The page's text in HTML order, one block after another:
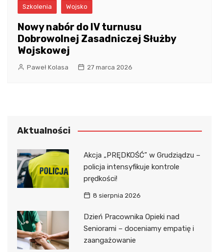
Szkolenia Wojsko
Nowy nabór do IV turnusu
Dobrowolnej Zasadniczej Służby
Wojskowej
Paweł Kolasa 27 marca 2026
Aktualności
Akcja „PRĘDKOŚĆ” w Grudziądzu –
policja intensyfikuje kontrole
prędkości!
8 sierpnia 2026
Dzień Pracownika Opieki nad
Seniorami – doceniamy empatię i
zaangażowanie